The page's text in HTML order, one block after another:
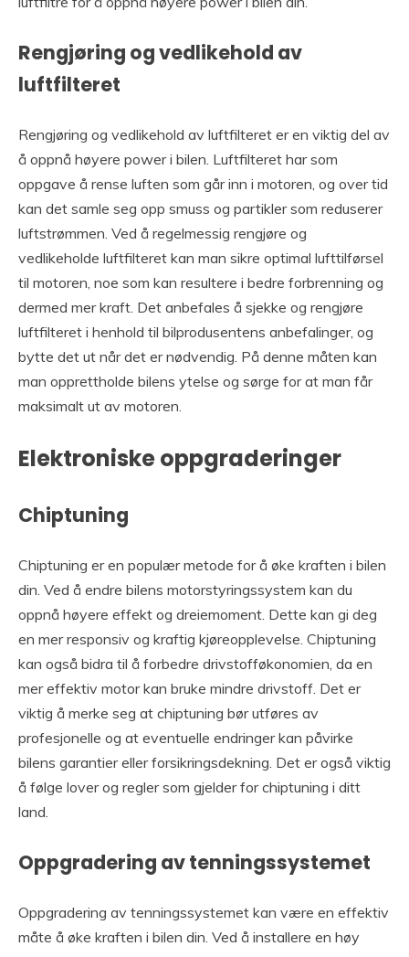
Rengjøring og vedlikehold av
luftfilteret
Rengjøring og vedlikehold av luftfilteret er en viktig del av
å oppnå høyere power i bilen. Luftfilteret har som
oppgave å rense luften som går inn i motoren, og over tid
kan det samle seg opp smuss og partikler som reduserer
luftstrømmen. Ved å regelmessig rengjøre og
vedlikeholde luftfilteret kan man sikre optimal lufttilførsel
til motoren, noe som kan resultere i bedre forbrenning og
dermed mer kraft. Det anbefales å sjekke og rengjøre
luftfilteret i henhold til bilprodusentens anbefalinger, og
bytte det ut når det er nødvendig. På denne måten kan
man opprettholde bilens ytelse og sørge for at man får
maksimalt ut av motoren.
Elektroniske oppgraderinger
Chiptuning
Chiptuning er en populær metode for å øke kraften i bilen
din. Ved å endre bilens motorstyringssystem kan du
oppnå høyere effekt og dreiemoment. Dette kan gi deg
en mer responsiv og kraftig kjøreopplevelse. Chiptuning
kan også bidra til å forbedre drivstofføkonomien, da en
mer effektiv motor kan bruke mindre drivstoff. Det er
viktig å merke seg at chiptuning bør utføres av
profesjonelle og at eventuelle endringer kan påvirke
bilens garantier eller forsikringsdekning. Det er også viktig
å følge lover og regler som gjelder for chiptuning i ditt
land.
Oppgradering av tenningssystemet
Oppgradering av tenningssystemet kan være en effektiv
måte å øke kraften i bilen din. Ved å installere en høy